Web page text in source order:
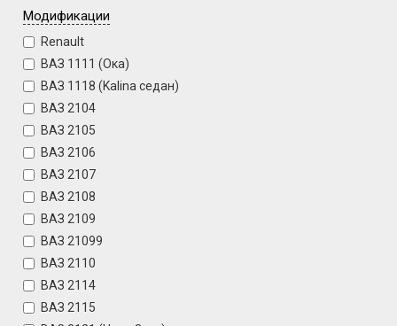
Модификации
Renault
ВАЗ 1111 (Ока)
ВАЗ 1118 (Kalina седан)
ВАЗ 2104
ВАЗ 2105
ВАЗ 2106
ВАЗ 2107
ВАЗ 2108
ВАЗ 2109
ВАЗ 21099
ВАЗ 2110
ВАЗ 2114
ВАЗ 2115